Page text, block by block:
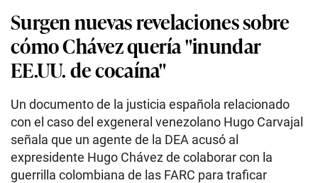
Surgen nuevas revelaciones sobre
cómo Chávez quería "inundar
EE.UU. de cocaína"
Un documento de la justicia española relacionado
con el caso del exgeneral venezolano Hugo Carvajal
señala que un agente de la DEA acusó al
expresidente Hugo Chávez de colaborar con la
guerrilla colombiana de las FARC para traficar